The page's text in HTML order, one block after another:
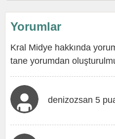
Yorumlar
Kral Midye hakkında
tane yorumdan
denizozsan 5